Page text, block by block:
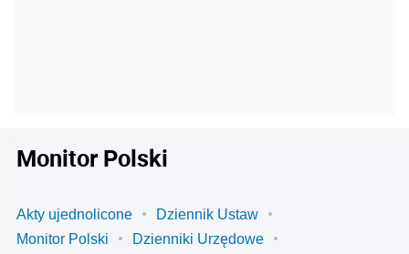
Monitor Polski
Akty ujednolicone
Dziennik Ustaw
Monitor Polski
Dzienniki Urzędowe